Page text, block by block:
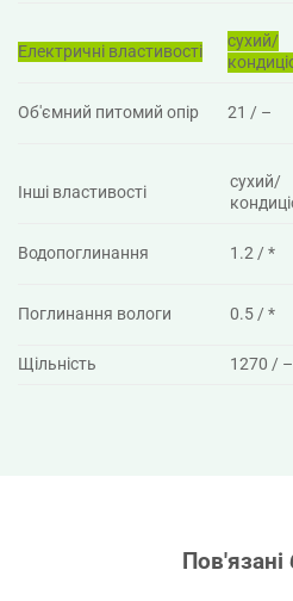
Електричні властивості
сухий/
Об'ємний питомий опір 21 / –
Інші властивості
сухий/
Водопоглинання 1.2 / *
Поглинання вологи 0.5 / *
Щільність
1270 / –
Пов'язані